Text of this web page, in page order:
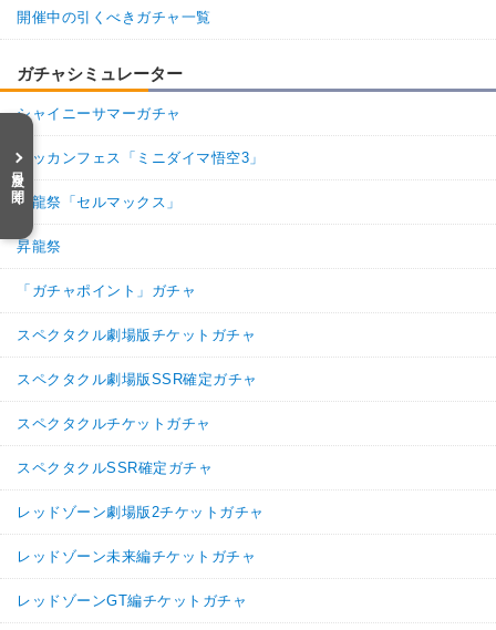
目次を開く
開催中の引くべきガチャ一覧
ガチャシミュレーター
シャイニーサマーガチャ
ドッカンフェス「ミニダイマ悟空3」
昇龍祭「セルマックス」
昇龍祭
「ガチャポイント」ガチャ
スペクタクル劇場版チケットガチャ
スペクタクル劇場版SSR確定ガチャ
スペクタクルチケットガチャ
スペクタクルSSR確定ガチャ
レッドゾーン劇場版2チケットガチャ
レッドゾーン未来編チケットガチャ
レッドゾーンGT編チケットガチャ